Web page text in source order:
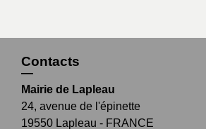
Contacts
Mairie de Lapleau
24, avenue de l'épinette
19550 Lapleau - FRANCE